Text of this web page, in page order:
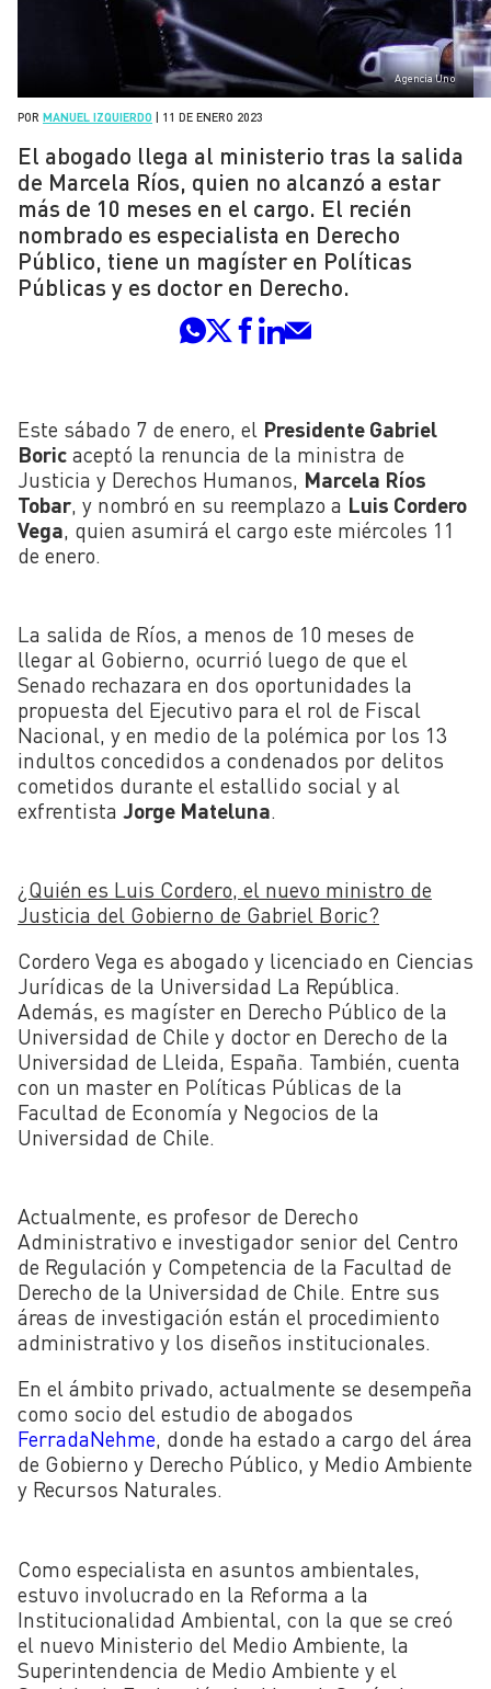
Agencia Uno
POR MANUEL IZQUIERDO 11 DE ENERO 2023
El abogado llega al ministerio tras la salida
de Marcela Ríos, quien no alcanzó a estar
más de 10 meses en el cargo. El recién
nombrado es especialista en Derecho
Público, tiene un magíster en Políticas
Públicas y es doctor en Derecho.
Este sábado 7 de enero, el Presidente Gabriel
Boric aceptó la renuncia de la ministra de
Justicia y Derechos Humanos, Marcela Ríos
Tobar , y nombró en su reemplazo a Luis Cordero
Vega , quien asumirá el cargo este miércoles 11
de enero.
La salida de Ríos, a menos de 10 meses de
llegar al Gobierno, ocurrió luego de que el
Senado rechazara en dos oportunidades la
propuesta del Ejecutivo para el rol de Fiscal
Nacional, y en medio de la polémica por los 13
indultos concedidos a condenados por delitos
cometidos durante el estallido social y al
exfrentista Jorge Mateluna.
¿Quién es Luis Cordero, el nuevo ministro de
Justicia del Gobierno de Gabriel Boric?
Cordero Vega es abogado y licenciado en Ciencias
Jurídicas de la Universidad La República.
Además, es magíster en Derecho Público de la
Universidad de Chile y doctor en Derecho de la
Universidad de Lleida, España. También, cuenta
con un master en Políticas Públicas de la
Facultad de Economía y Negocios de la
Universidad de Chile.
Actualmente, es profesor de Derecho
Administrativo e investigador senior del Centro
de Regulación y Competencia de la Facultad de
Derecho de la Universidad de Chile. Entre sus
áreas de investigación están el procedimiento
administrativo y los diseños institucionales.
En el ámbito privado, actualmente se desempeña
como socio del estudio de abogados
FerradaNehme, donde ha estado a cargo del área
de Gobierno y Derecho Público, y Medio Ambiente
y Recursos Naturales.
Como especialista en asuntos ambientales,
estuvo involucrado en la Reforma a la
Institucionalidad Ambiental, con la que se creó
el nuevo Ministerio del Medio Ambiente, la
Superintendencia de Medio Ambiente y el